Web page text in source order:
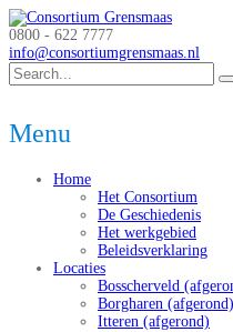
0800 - 622 7777
info@consortiumgrensmaas.nl
Menu
Home
Het Consortium
De Geschiedenis
Het werkgebied
Beleidsverklaring
Locaties
Bosscherveld
Borgharen (afgerond)
Itteren (afgerond)